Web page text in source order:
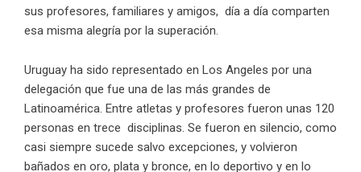
sus profesores, familiares y amigos, día a día comparten
esa misma alegría por la superación.
Uruguay ha sido representado en Los Angeles por una
delegación que fue una de las más grandes de
Latinoamérica. Entre atletas y profesores fueron unas 120
personas en trece disciplinas. Se fueron en silencio, como
casi siempre sucede salvo excepciones, y volvieron
bañados en oro, plata y bronce, en lo deportivo y en lo